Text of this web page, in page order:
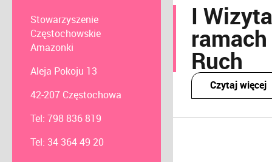
Stowarzyszenie
Częstochowskie
Amazonki
Aleja Pokoju 13
42-207 Częstochowa
Tel: 798 836 819
Tel: 34 364 49 20
I
Ruch
Czytaj więcej